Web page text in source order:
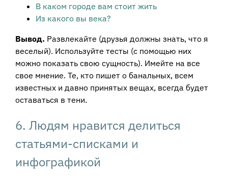
В каком городе вам стоит жить
Из какого вы века?
Вывод. Развлекайте (друзья должны знать, что я
веселый). Используйте тесты (с помощью них
можно показать свою сущность). Имейте на все
свое мнение. Те, кто пишет о банальных, всем
известных и давно принятых вещах, всегда будет
оставаться в тени.
6. Людям нравится делиться
статьями-списками и
инфографикой